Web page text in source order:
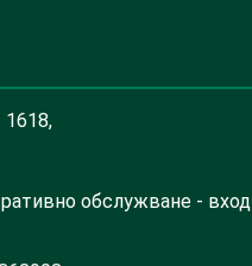
1618,
обслужване - вход